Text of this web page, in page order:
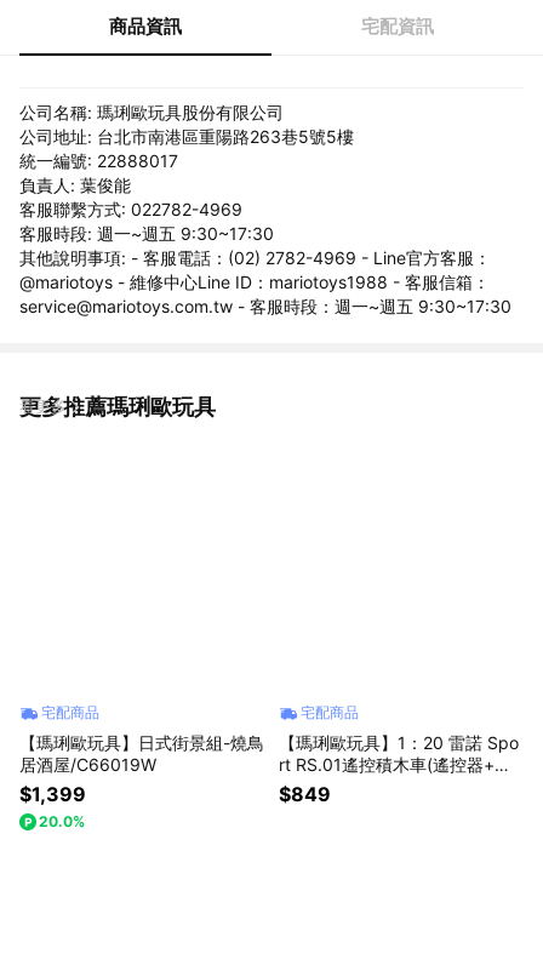
商品資訊 宅配資訊
公司名稱: 瑪琍歐玩具股份有限公司
公司地址: 台北市南港區重陽路263巷5號5樓
統一編號: 22888017
負責人: 葉俊能
客服聯繫方式: 022782-4969
客服時段: 週一~週五 9:30~17:30
其他說明事項: - 客服電話：(02) 2782-4969 - Line官方客服：
@mariotoys - 維修中心Line ID：mariotoys1988 - 客服信箱：
service@mariotoys.com.tw - 客服時段：週一~週五 9:30~17:30
更多推薦瑪琍歐玩具
看更多
宅配商品
【瑪琍歐玩具】日式街景組-燒鳥
居酒屋/C66019W
$1,399
20.0%
宅配商品
【瑪琍歐玩具】1：20 雷諾 Spo
rt RS.01遙控積木車(遙控器+手
機APP)/C51094W
$849